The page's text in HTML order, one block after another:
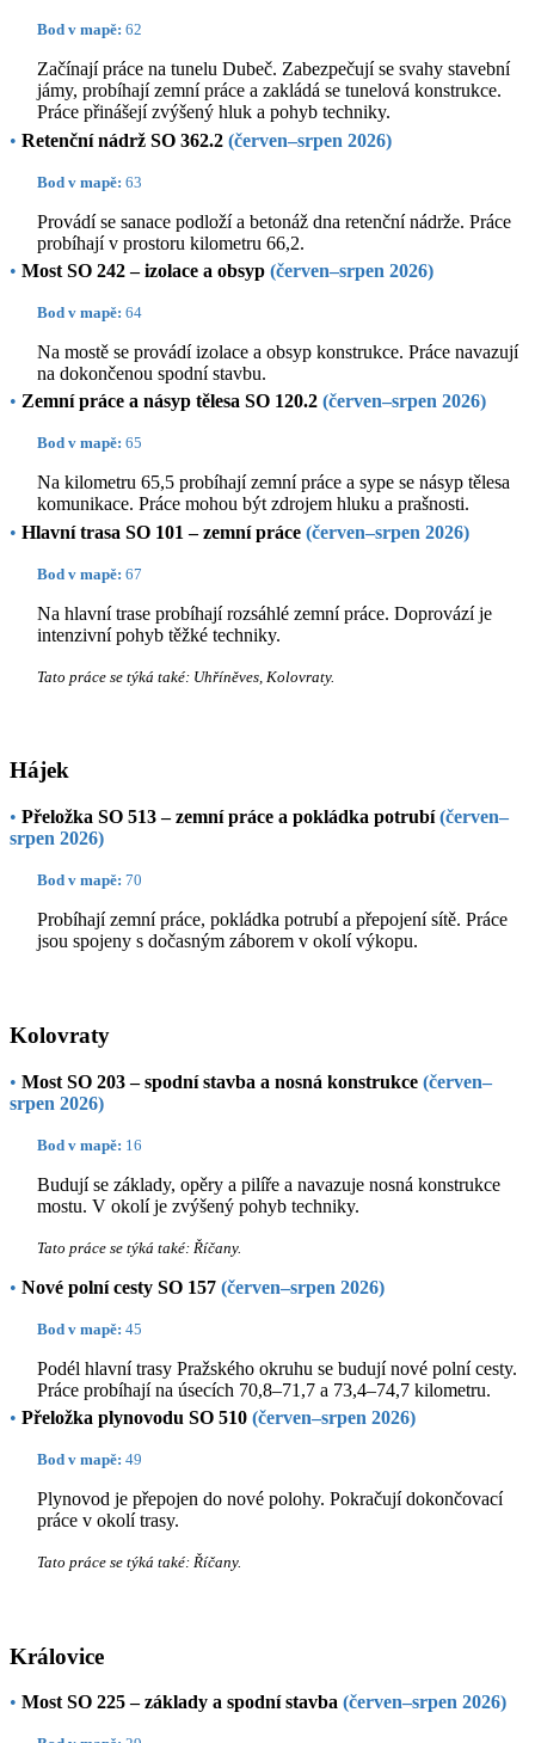
Bod v mapě: 62
Začínají práce na tunelu Dubeč. Zabezpečují se svahy stavební
jámy, probíhají zemní práce a zakládá se tunelová konstrukce.
Práce přinášejí zvýšený hluk a pohyb techniky.
• Retenční nádrž SO 362.2 (červen–srpen 2026)
Bod v mapě: 63
Provádí se sanace podloží a betonáž dna retenční nádrže. Práce
probíhají v prostoru kilometru 66,2.
• Most SO 242 – izolace a obsyp (červen–srpen 2026)
Bod v mapě: 64
Na mostě se provádí izolace a obsyp konstrukce. Práce navazují
na dokončenou spodní stavbu.
• Zemní práce a násyp tělesa SO 120.2 (červen–srpen 2026)
Bod v mapě: 65
Na kilometru 65,5 probíhají zemní práce a sype se násyp tělesa
komunikace. Práce mohou být zdrojem hluku a prašnosti.
• Hlavní trasa SO 101 – zemní práce (červen–srpen 2026)
Bod v mapě: 67
Na hlavní trase probíhají rozsáhlé zemní práce. Doprovází je
intenzivní pohyb těžké techniky.
Tato práce se týká také: Uhříněves, Kolovraty.
Hájek
• Přeložka SO 513 – zemní práce a pokládka potrubí(červen–
srpen 2026)
Bod v mapě: 70
Probíhají zemní práce, pokládka potrubí a přepojení sítě. Práce
jsou spojeny s dočasným záborem v okolí výkopu.
Kolovraty
• Most SO 203 – spodní stavba a nosná konstrukce (červen–
srpen 2026)
Bod v mapě: 16
Budují se základy, opěry a pilíře a navazuje nosná konstrukce
mostu. V okolí je zvýšený pohyb techniky.
Tato práce se týká také: Říčany.
• Nové polní cesty SO 157 (červen–srpen 2026)
Bod v mapě: 45
Podél hlavní trasy Pražského okruhu se budují nové polní cesty.
Práce probíhají na úsecích 70,8–71,7 a 73,4–74,7 kilometru.
• Přeložka plynovodu SO 510 (červen–srpen 2026)
Bod v mapě: 49
Plynovod je přepojen do nové polohy. Pokračují dokončovací
práce v okolí trasy.
Tato práce se týká také: Říčany.
Královice
• Most SO 225 – základy a spodní stavba (červen–srpen 2026)